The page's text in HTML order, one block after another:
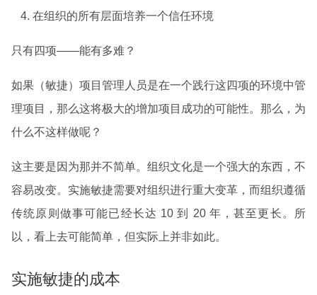
在组织的所有层面培养一个信任环境
只有四项——能有多难？
如果（敏捷）项目管理人员是在一个践行这四项的环境中管
理项目，那么这将极大的增加项目成功的可能性。那么，为
什么不这样做呢？
这主要是因为那并不简单。组织文化是一个强大的东西，不
容易改变。实施敏捷需要对组织进行重大变革，而组织遵循
传统原则做事可能已经长达 10 到 20 年，甚至更长。所
以，看上去可能简单，但实际上并非如此。
实施敏捷的成本